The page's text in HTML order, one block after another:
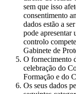
sem que isso
consentimento
dados estão a
pode apresentar
controlo
Gabinete de
O fornecimento
celebração do
Formação e do
Os seus dados